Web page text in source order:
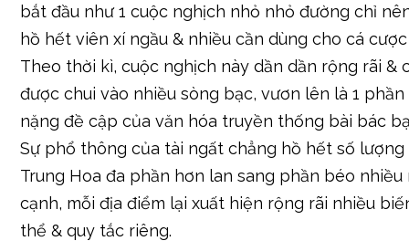
bắt đầu như 1 cuộc nghịch nhỏ nhỏ đường chỉ
hồ hết viên xí ngầu & nhiều cần dùng cho cá
Theo thời kì, cuộc nghịch này dần dần rộng rãi &
được chui vào nhiều sòng bạc, vươn lên là 1
nặng đề cập của văn hóa truyền thống bài bác
Sự phổ thông của tài ngất chẳng hồ hết số lượng
Trung Hoa đa phần hơn lan sang phần béo
cạnh, mỗi địa điểm lại xuất hiện rộng rãi nhiều
thể & quy tắc riêng.